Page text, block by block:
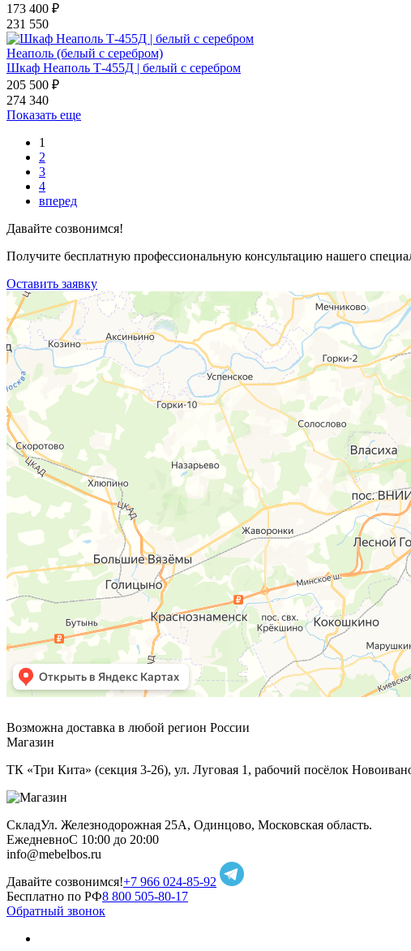
173 400 ₽
231 550
Неаполь (белый с серебром)
Шкаф Неаполь Т-455Д | белый с серебром
205 500 ₽
274 340
Показать еще
1
2
3
4
вперед
Давайте созвонимся!
Получите бесплатную профессиональную консультацию нашего
Оставить заявку
Возможна доставка в любой регион России
Магазин
ТК «Три Кита» (секция 3-26), ул. Луговая 1, рабочий посёлок
СкладУл. Железнодорожная 25А, Одинцово, Московская область.
ЕжедневноС 10:00 до 20:00
info@mebelbos.ru
Давайте созвонимся!+7 966 024-85-92
Бесплатно по РФ8 800 505-80-17
Обратный звонок